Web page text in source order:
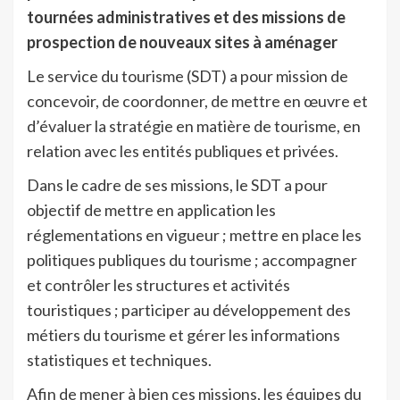
tournées administratives et des missions de
prospection de nouveaux sites à aménager
Le service du tourisme (SDT) a pour mission de
concevoir, de coordonner, de mettre en œuvre et
d’évaluer la stratégie en matière de tourisme, en
relation avec les entités publiques et privées.
Dans le cadre de ses missions, le SDT a pour
objectif de mettre en application les
réglementations en vigueur ; mettre en place les
politiques publiques du tourisme ; accompagner
et contrôler les structures et activités
touristiques ; participer au développement des
métiers du tourisme et gérer les informations
statistiques et techniques.
Afin de mener à bien ces missions, les équipes du